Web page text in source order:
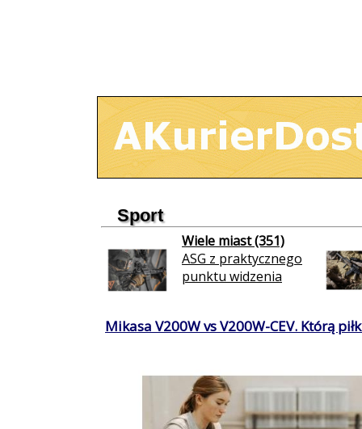
Sport
Wiele miast (351)
ASG z praktycznego
punktu widzenia
Mikasa V200W vs V200W-CEV. Którą